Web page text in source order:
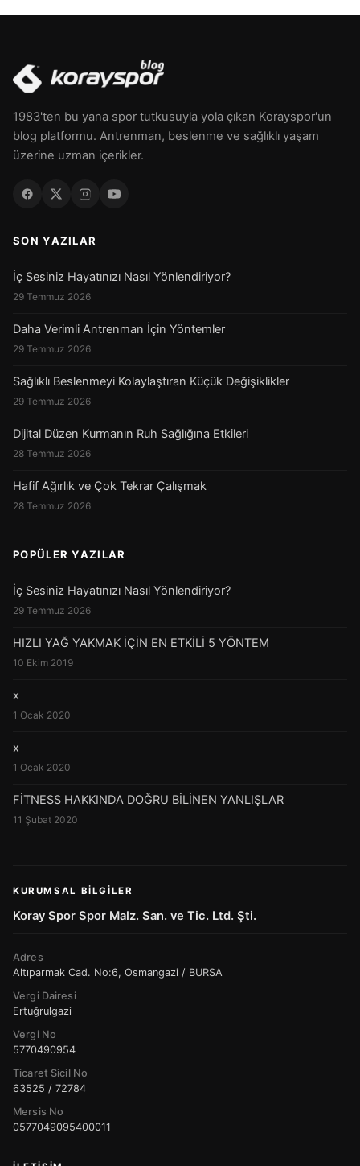
1983'ten bu yana spor tutkusuyla yola çıkan Korayspor'un
blog platformu. Antrenman, beslenme ve sağlıklı yaşam
üzerine uzman içerikler.
SON YAZILAR
İç Sesiniz Hayatınızı Nasıl Yönlendiriyor?
29 Temmuz 2026
Daha Verimli Antrenman İçin Yöntemler
29 Temmuz 2026
Sağlıklı Beslenmeyi Kolaylaştıran Küçük Değişiklikler
29 Temmuz 2026
Dijital Düzen Kurmanın Ruh Sağlığına Etkileri
28 Temmuz 2026
Hafif Ağırlık ve Çok Tekrar Çalışmak
28 Temmuz 2026
POPÜLER YAZILAR
İç Sesiniz Hayatınızı Nasıl Yönlendiriyor?
29 Temmuz 2026
HIZLI YAĞ YAKMAK İÇİN EN ETKİLİ 5 YÖNTEM
10 Ekim 2019
x
1 Ocak 2020
x
1 Ocak 2020
FİTNESS HAKKINDA DOĞRU BİLİNEN YANLIŞLAR
11 Şubat 2020
KURUMSAL BILGILER
Koray Spor Spor Malz. San. ve Tic. Ltd. Şti.
Adres
Altıparmak Cad. No:6, Osmangazi / BURSA
Vergi Dairesi
Ertuğrulgazi
Vergi No
5770490954
Ticaret Sicil No
63525 / 72784
Mersis No
0577049095400011